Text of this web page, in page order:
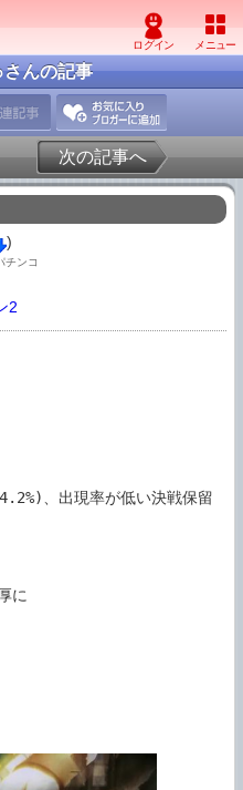
んの記事
次の記事へ
)
チンコ
2
、出現率が低い決戦保留
に